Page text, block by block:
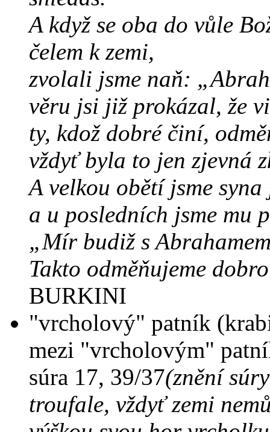
A když se oba do vůle
čelem k zemi,
zvolali jsme naň:
věru jsi již prokázal, že
ty, kdož dobré činí,
vždyť byla to jen zjevná
A velkou obětí jsme
a u posledních jsme mu
„Mír budiž s
Takto odměňujeme
BURKINI
"vrcholový" patník
mezi "vrcholovým"
súra 17, 39/37(znění
troufale, vždyť zemi